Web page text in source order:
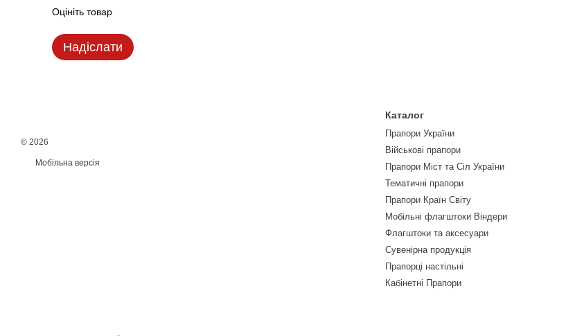
Оцініть товар
Надіслати
© 2026
Мобільна версія
Каталог
Прапори України
Військові прапори
Прапори Міст та Сіл України
Тематичні прапори
Прапори Країн Світу
Мобільні флагштоки Віндери
Флагштоки та аксесуари
Сувенірна продукція
Прапорці настільні
Кабінетні Прапори